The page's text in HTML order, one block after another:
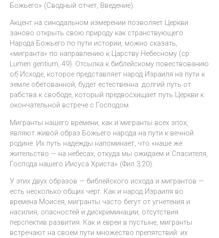
Божьего» (Сводный отчет, Введение).
Акцент на синодальном измерении позволяет Церкви
заново открыть свою природу как странствующего
Народа Божьего по пути истории, можно сказать,
«мигранта» по направлению к Царству Небесному (ср.
Lumen gentium, 49). Отсылка к библейскому повествованию
об Исходе, которое представляет народ Израиля на пути к
земле обетованной, будет естественна: долгий путь от
рабства к свободе, который предвосхищает путь Церкви к
окончательной встрече с Господом.
Мигранты нашего времени, как и мигранты всех эпох,
являют живой образ Божьего народа на пути к вечной
родине. Их путь надежды напоминает, что «наше же
жительство — на небесах, откуда мы ожидаем и Спасителя,
Господа нашего Иисуса Христа» (Фил 3:20).
У этих двух образов — библейского исхода и мигрантов —
есть несколько общих черт. Как и народ Израиля во
времена Моисея, мигранты часто бегут от угнетения и
насилия, опасностей и дискриминации, отсутствия
перспектив развития. Как и евреи в пустыне, мигранты
встречают на своем пути множество препятствий: их